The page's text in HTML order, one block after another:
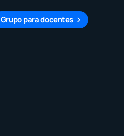
Grupo para docentes